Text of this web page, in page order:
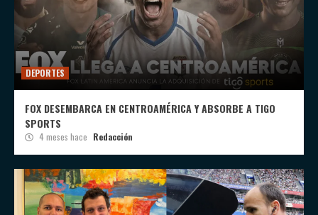
DEPORTES
FOX DESEMBARCA EN CENTROAMÉRICA Y ABSORBE A TIGO
SPORTS
4 meses hace Redacción